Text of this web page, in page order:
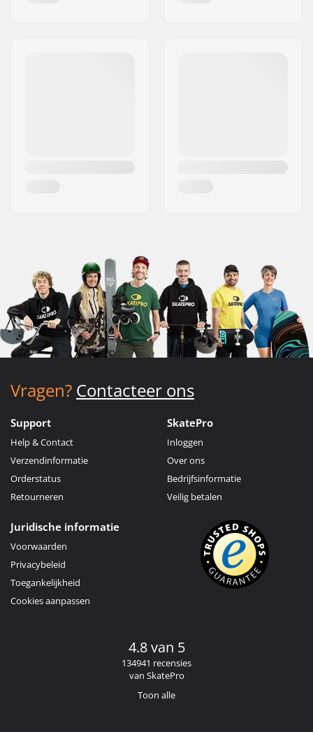
Vragen? Contacteer ons
Support
Help & Contact
Verzendinformatie
Orderstatus
Retourneren
SkatePro
Inloggen
Over ons
Bedrijfsinformatie
Veilig betalen
Juridische informatie
Voorwaarden
Privacybeleid
Toegankelijkheid
Cookies aanpassen
4.8 van 5
134941 recensies
van SkatePro
Toon alle